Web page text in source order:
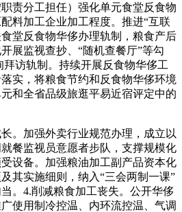
责分工担任）强化单元食堂反食物
料加工企业加工程度。推进“互联
堂反食物华侈办理轨制，粮食产后
展监视查抄、“随机查餐厅”等勾
拜访轨制。持续开展反食物华侈工
实，将粮食节约和反食物华侈环境
和全省品级旅逛平易近宿评定中的
加强外卖行业规范办理，成立以
餐监视员意愿者步队，支撑规模化
设备。加强粮油加工副产品资本化
其实施细则，纳入“三会两制一课”
。4.削减粮食加工丧失。公开华侈
使用制冷控温、内环流控温、气调